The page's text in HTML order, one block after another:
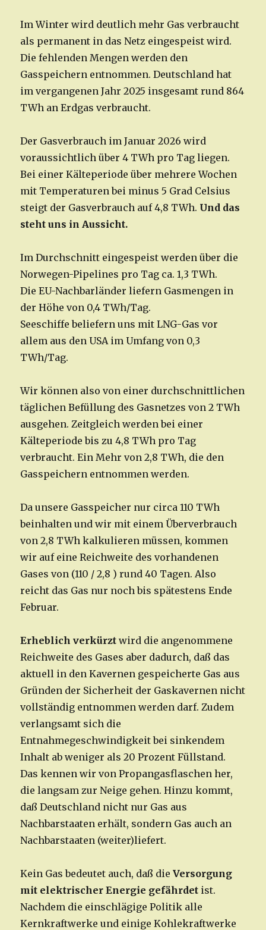
Im Winter wird deutlich mehr Gas verbraucht
als permanent in das Netz eingespeist wird.
Die fehlenden Mengen werden den
Gasspeichern entnommen. Deutschland hat
im vergangenen Jahr 2025 insgesamt rund 864
TWh an Erdgas verbraucht.
Der Gasverbrauch im Januar 2026 wird
voraussichtlich über 4 TWh pro Tag liegen.
Bei einer Kälteperiode über mehrere Wochen
mit Temperaturen bei minus 5 Grad Celsius
steigt der Gasverbrauch auf 4,8 TWh. Und das
steht uns in Aussicht.
Im Durchschnitt eingespeist werden über die
Norwegen-Pipelines pro Tag ca. 1,3 TWh.
Die EU-Nachbarländer liefern Gasmengen in
der Höhe von 0,4 TWh/Tag.
Seeschiffe beliefern uns mit LNG-Gas vor
allem aus den USA im Umfang von 0,3
TWh/Tag.
Wir können also von einer durchschnittlichen
täglichen Befüllung des Gasnetzes von 2 TWh
ausgehen. Zeitgleich werden bei einer
Kälteperiode bis zu 4,8 TWh pro Tag
verbraucht. Ein Mehr von 2,8 TWh, die den
Gasspeichern entnommen werden.
Da unsere Gasspeicher nur circa 110 TWh
beinhalten und wir mit einem Überverbrauch
von 2,8 TWh kalkulieren müssen, kommen
wir auf eine Reichweite des vorhandenen
Gases von (110 / 2,8 ) rund 40 Tagen. Also
reicht das Gas nur noch bis spätestens Ende
Februar.
Erheblich verkürzt wird die angenommene
Reichweite des Gases aber dadurch, daß das
aktuell in den Kavernen gespeicherte Gas aus
Gründen der Sicherheit der Gaskavernen nicht
vollständig entnommen werden darf. Zudem
verlangsamt sich die
Entnahmegeschwindigkeit bei sinkendem
Inhalt ab weniger als 20 Prozent Füllstand.
Das kennen wir von Propangasflaschen her,
die langsam zur Neige gehen. Hinzu kommt,
daß Deutschland nicht nur Gas aus
Nachbarstaaten erhält, sondern Gas auch an
Nachbarstaaten (weiter)liefert.
Kein Gas bedeutet auch, daß dieVersorgung
mit elektrischer Energie gefährdet ist.
Nachdem die einschlägige Politik alle
Kernkraftwerke und einige Kohlekraftwerke